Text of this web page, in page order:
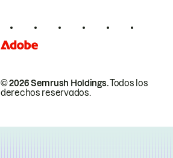
© 2026 Semrush Holdings.Todos los
derechos reservados.